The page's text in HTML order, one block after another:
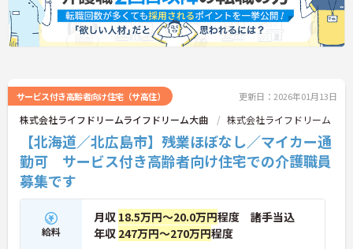
サービス付き高齢者向け住宅（サ高住） 更新日：2026年01月13日
株式会社ライフドリームライフドリーム大曲 株式会社ライフドリーム
【北海道／北広島市】残業ほぼなし／マイカー通
勤可 サービス付き高齢者向け住宅での介護職員
募集です
給料
月収 18.5万円～20.0万円程度 諸手当込
年収 247万円～270万円程度